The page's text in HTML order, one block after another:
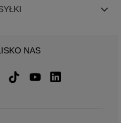
NAS